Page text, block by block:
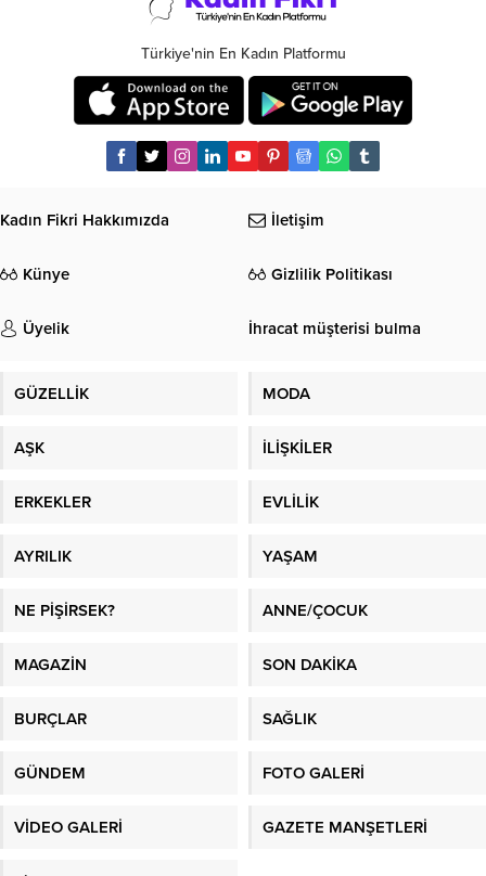
Türkiye'nin En Kadın Platformu
Kadın Fikri Hakkımızda İletişim
Künye Gizlilik Politikası
Üyelik İhracat müşterisi bulma
GÜZELLİK MODA
AŞK İLİŞKİLER
ERKEKLER EVLİLİK
AYRILIK YAŞAM
NE PİŞİRSEK? ANNE/ÇOCUK
MAGAZİN SON DAKİKA
BURÇLAR SAĞLIK
GÜNDEM FOTO GALERİ
VİDEO GALERİ GAZETE MANŞETLERİ